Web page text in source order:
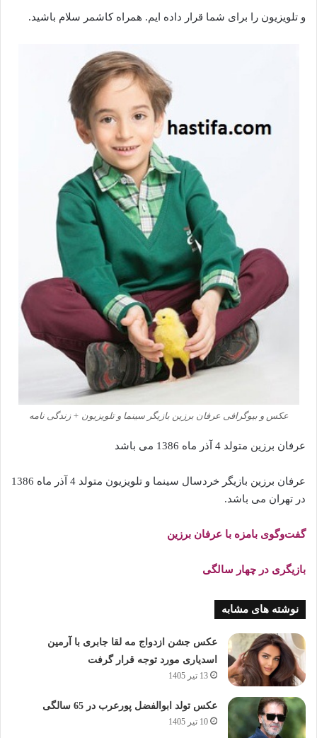
و تلویزیون را برای شما قرار داده ایم. همراه کاشمر سلام باشید.
عکس و بیوگرافی عرفان برزین بازیگر سینما و تلویزیون + زندگی نامه
عرفان برزین متولد 4 آذر ماه 1386 می باشد
عرفان برزین بازیگر خردسال سینما و تلویزیون متولد 4 آذر ماه 1386
در تهران می باشد.
گفت‌وگوی بامزه با عرفان برزین
بازیگری در چهار سالگی
نوشته های مشابه
عکس جشن ازدواج مه لقا جابری با آرمین
اسدیاری مورد توجه قرار گرفت
13 تیر 1405
عکس تولد ابوالفضل پورعرب در 65 سالگی
10 تیر 1405